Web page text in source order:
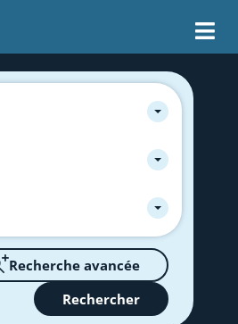
Recherche avancée
Rechercher